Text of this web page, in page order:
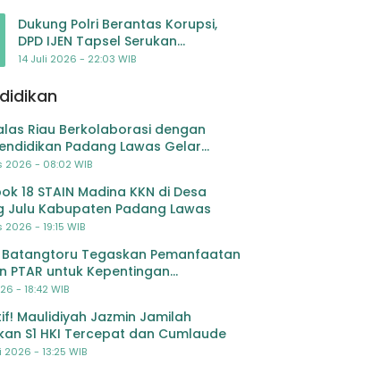
Dukung Polri Berantas Korupsi,
DPD IJEN Tapsel Serukan
Pengawalan Kasus Mantan
14 Juli 2026 - 22:03 WIB
Riau Berkolaborasi dengan
Padang Lawas Gelar
OSIS SMP se-Kabupaten Padang
2026 - 08:02 WIB
18 STAIN Madina KKN di Desa
Julu Kabupaten Padang Lawas
- 19:15 WIB
Batangtoru Tegaskan Pemanfaatan
PTAR untuk Kepentingan
- 18:42 WIB
Maulidiyah Jazmin Jamilah
S1 HKI Tercepat dan Cumlaude
2026 - 13:25 WIB